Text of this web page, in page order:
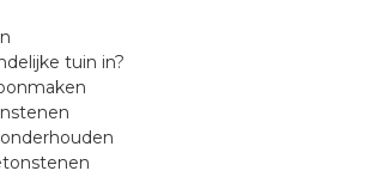
tuin in?